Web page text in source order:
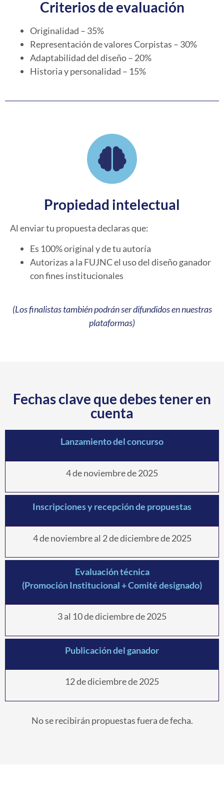
Criterios de evaluación
Originalidad – 35%
Representación de valores Corpistas – 30%
Adaptabilidad del diseño – 20%
Historia y personalidad – 15%
Propiedad intelectual
Al enviar tu propuesta declaras que:
Es 100% original y de tu autoría
Autorizas a la FUJNC el uso del diseño ganador
con fines institucionales
(Los finalistas también podrán ser difundidos en nuestras
plataformas)
Fechas clave que debes tener en
cuenta
Lanzamiento del concurso
4 de noviembre de 2025
Inscripciones y recepción de propuestas
4 de noviembre al 2 de diciembre de 2025
Evaluación técnica
(Promoción Institucional + Comité designado)
3 al 10 de diciembre de 2025
Publicación del ganador
12 de diciembre de 2025
No se recibirán propuestas fuera de fecha.